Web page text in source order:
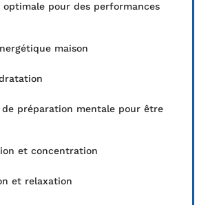
optimale pour des performances
maison
de préparation mentale pour être
et concentration
et relaxation